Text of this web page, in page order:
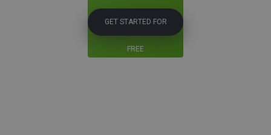
GET STARTED FOR
FREE